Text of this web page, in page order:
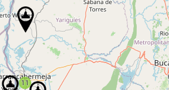
11
11